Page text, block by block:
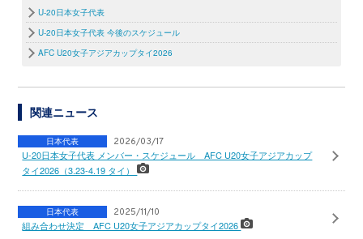
U-20日本女子代表
U-20日本女子代表 今後のスケジュール
AFC U20女子アジアカップタイ2026
関連ニュース
日本代表 2026/03/17
U-20日本女子代表 メンバー・スケジュール AFC U20女子アジアカップ
タイ2026（3.23-4.19 タイ）
日本代表 2025/11/10
組み合わせ決定 AFC U20女子アジアカップタイ2026